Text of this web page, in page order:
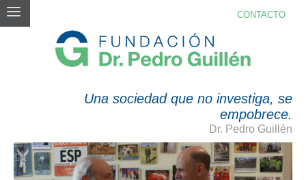
CONTACTO
Una sociedad que no investiga, se
empobrece.
Dr. Pedro Guillén
FUNDACIONMAPFRE